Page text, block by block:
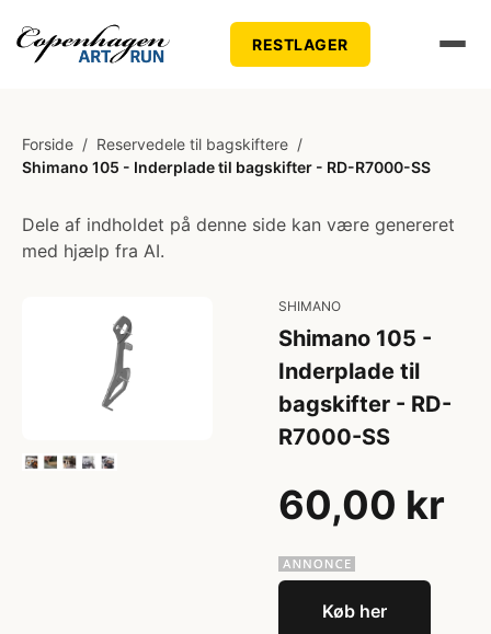
RESTLAGER
Forside / Reservedele til bagskiftere /
Shimano 105 - Inderplade til bagskifter - RD-R7000-SS
Dele af indholdet på denne side kan være genereret
med hjælp fra AI.
SHIMANO
Shimano 105 -
Inderplade til
bagskifter - RD-
R7000-SS
60,00 kr
Køb her